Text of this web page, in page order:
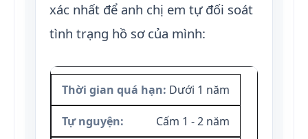
xác nhất để anh chị em tự đối soát
tình trạng hồ sơ của mình:
Dưới 1 năm
Cấm 1 - 2 năm